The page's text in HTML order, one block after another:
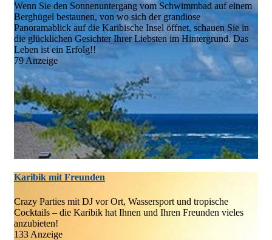
Wenn Sie den Sonnenuntergang vom Schwimmbad auf einem
Berghügel bestaunen, von wo sich der grandiose
Panoramablick auf die Karibische Insel öffnet, schauen Sie in
die glücklichen Gesichter Ihrer Liebsten im Hintergrund. Das
Leben ist ein Erfolg!!
79 Anzeige
Karibik mit Freunden
Crazy Parties mit DJ vor Ort, Wassersport und tropische
Cocktails – die Karibik hat Ihnen und Ihren Freunden vieles
anzubieten!
133 Anzeige